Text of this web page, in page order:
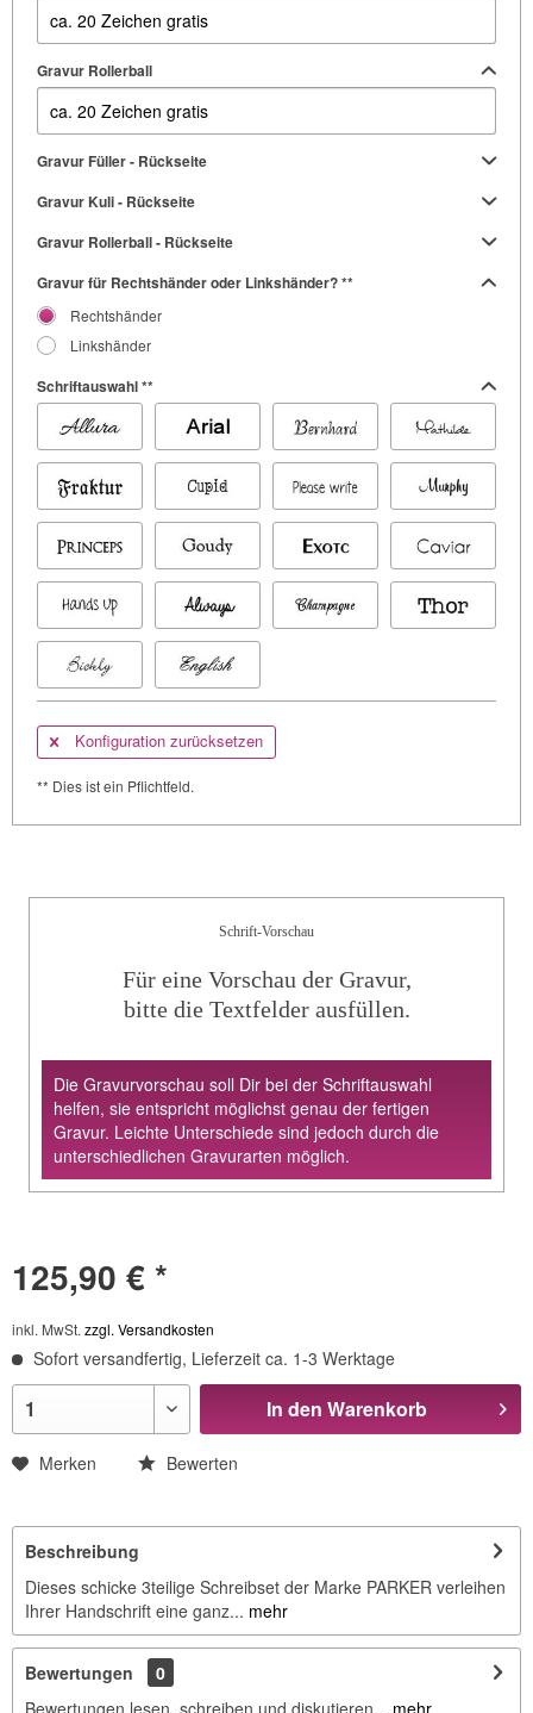
Gravur Rollerball
Gravur Füller - Rückseite
Gravur Kuli - Rückseite
Gravur Rollerball - Rückseite
Gravur für Rechtshänder oder Linkshänder? **
Rechtshänder
Linkshänder
Schriftauswahl **
Konfiguration zurücksetzen
** Dies ist ein Pflichtfeld.
Schrift-Vorschau
Für eine Vorschau der Gravur,
bitte die Textfelder ausfüllen.
Die Gravurvorschau soll Dir bei der Schriftauswahl
helfen, sie entspricht möglichst genau der fertigen
Gravur. Leichte Unterschiede sind jedoch durch die
unterschiedlichen Gravurarten möglich.
125,90 € *
inkl. MwSt. zzgl. Versandkosten
Sofort versandfertig, Lieferzeit ca. 1-3 Werktage
In den Warenkorb
Merken Bewerten
Beschreibung
Dieses schicke 3teilige Schreibset der Marke PARKER verleihen
Ihrer Handschrift eine ganz... mehr
Bewertungen
0